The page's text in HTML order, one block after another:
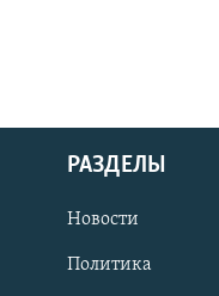
РАЗДЕЛЫ
Новости
Политика